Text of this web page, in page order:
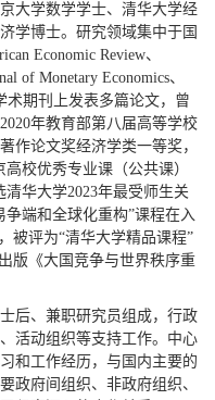
大学数学学士、清华大学经
学博士。研究领域集中于国
Economic Review、
of Monetary Economics、
术期刊上发表多篇论文，曾
年教育部第八届高等学校
作论文奖经济学类一等奖，
校优秀专业课（公共课）
华大学2023年最受师生关
端和全球化重构”课程在入
被评为“清华大学精品课程”
版《大国竞争与世界秩序重
后、兼职研究员组成，行政
活动组织等支持工作。中心
和工作经历，与国内主要的
政府间组织、非政府组织、